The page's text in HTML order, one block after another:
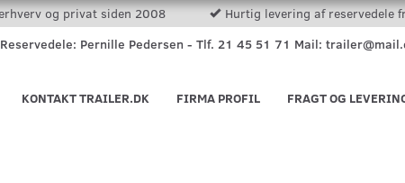
og privat siden 2008
Hurtig levering af reservedele
Pernille Pedersen - Tlf. 21 45 51 71 Mail:
FRAGT OG
FIRMA PROFIL
KONTAKT TRAILER.DK